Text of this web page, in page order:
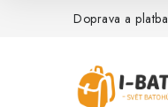
Doprava a platba